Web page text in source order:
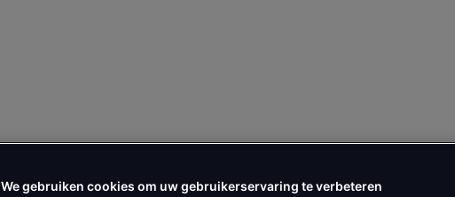
We gebruiken cookies om uw gebruikerservaring te verbeteren